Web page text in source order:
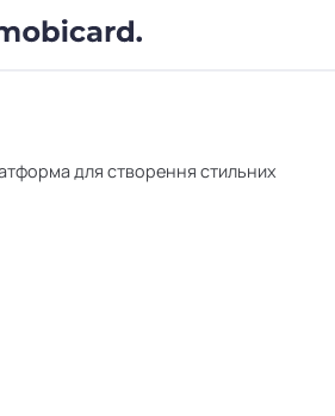
для створення стильних